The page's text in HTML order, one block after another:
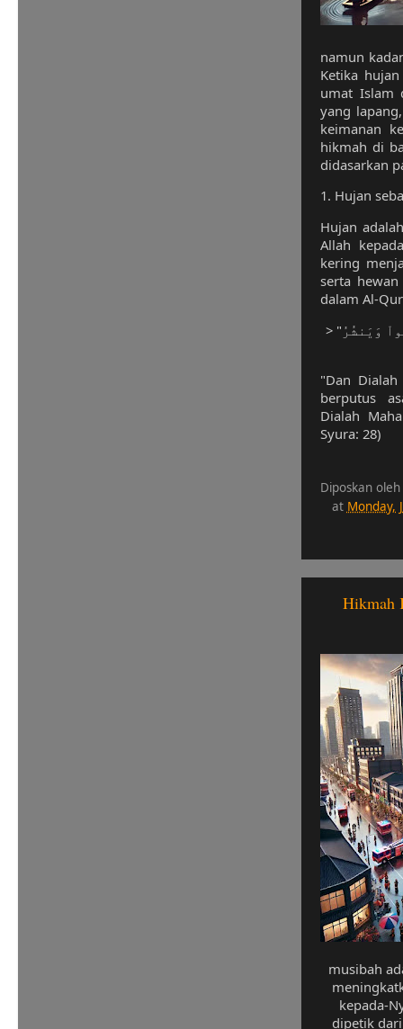
namun
Ketika
umat Islam
yang
keimanan
hikmah di
didasarkan
1. Hujan
Hujan
Allah
kering
serta
dalam Al-
> "وَهُوَ ٱلَّذِى يُنَزِّلُ ٱلۡغَيۡثَ مِنۢ بَعۡدِ مَا قَنَطُواْ وَيَنشُرُ
"Dan
berputus
Dialah
Syura: 28)
Diposkan
at Monday,
Hikmah
musibah
kepada-
dipetik